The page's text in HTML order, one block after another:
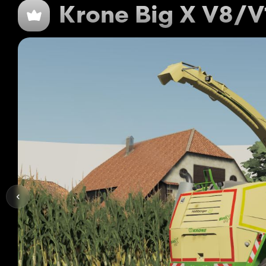
Krone Big X V8/